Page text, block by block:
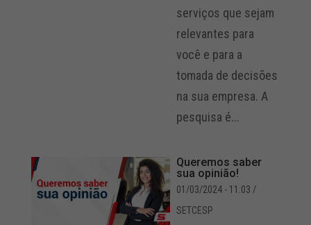
serviços que sejam
relevantes para
você e para a
tomada de decisões
na sua empresa. A
pesquisa é...
Queremos saber
sua opinião!
01/03/2024 - 11:03 /
SETCESP